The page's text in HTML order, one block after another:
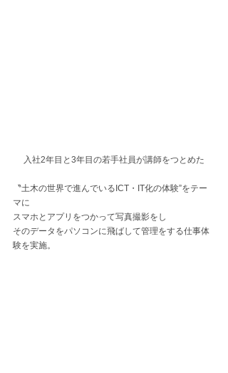
入社2年目と3年目の若手社員が講師をつとめた
〝土木の世界で進んでいるICT・IT化の体験”をテー
マに
スマホとアプリをつかって写真撮影をし
そのデータをパソコンに飛ばして管理をする仕事体
験を実施。